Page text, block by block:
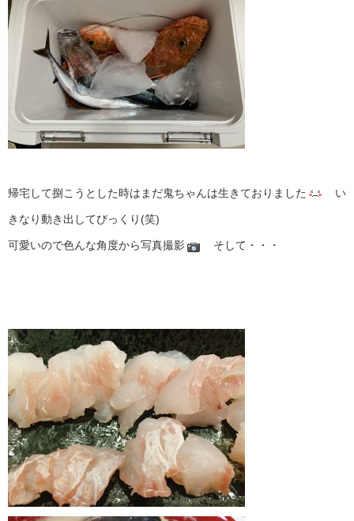
帰宅して捌こうとした時はまだ鬼ちゃんは生きておりました い
きなり動き出してびっくり(笑)
可愛いので色んな角度から写真撮影 そして・・・